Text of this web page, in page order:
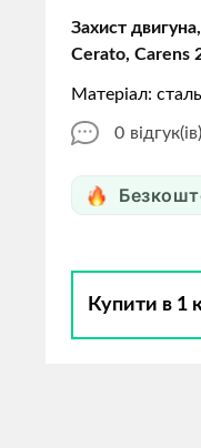
Захист
Cerato, Сarens
Матеріал:
0 відгук(ів)
Купити в 1